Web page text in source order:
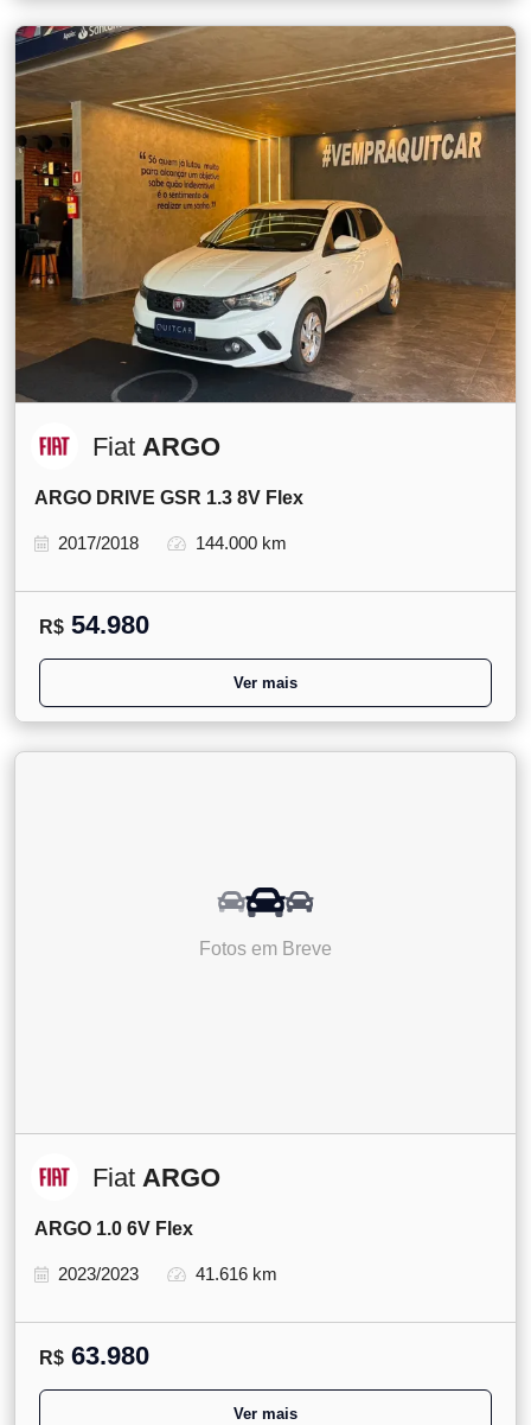
Fiat ARGO
ARGO DRIVE GSR 1.3 8V Flex
2017/2018 144.000 km
R$ 54.980
Ver mais
Fotos em Breve
Fiat ARGO
ARGO 1.0 6V Flex
2023/2023 41.616 km
R$ 63.980
Ver mais